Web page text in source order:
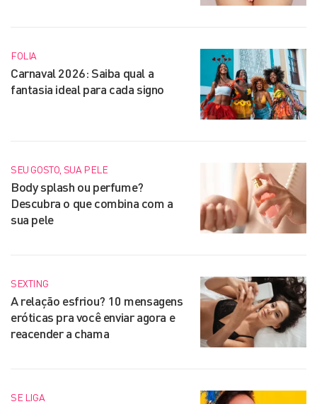
FOLIA
Carnaval 2026: Saiba qual a
fantasia ideal para cada signo
SEU GOSTO, SUA PELE
Body splash ou perfume?
Descubra o que combina com a
sua pele
SEXTING
A relação esfriou? 10 mensagens
eróticas pra você enviar agora e
reacender a chama
SE LIGA